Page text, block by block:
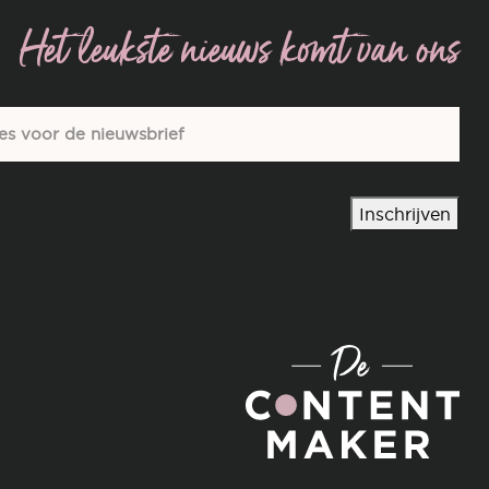
Het leukste nieuws komt van ons
Inschrijven